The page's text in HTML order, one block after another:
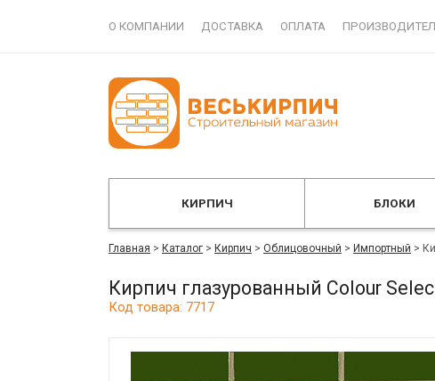
О КОМПАНИИ ДОСТАВКА ОПЛАТА
КИРПИЧ БЛОКИ
Главная > Каталог > Кирпич > Облицовочный > Импортный >
Кирпич глазурованный Colour
Код товара: 7717